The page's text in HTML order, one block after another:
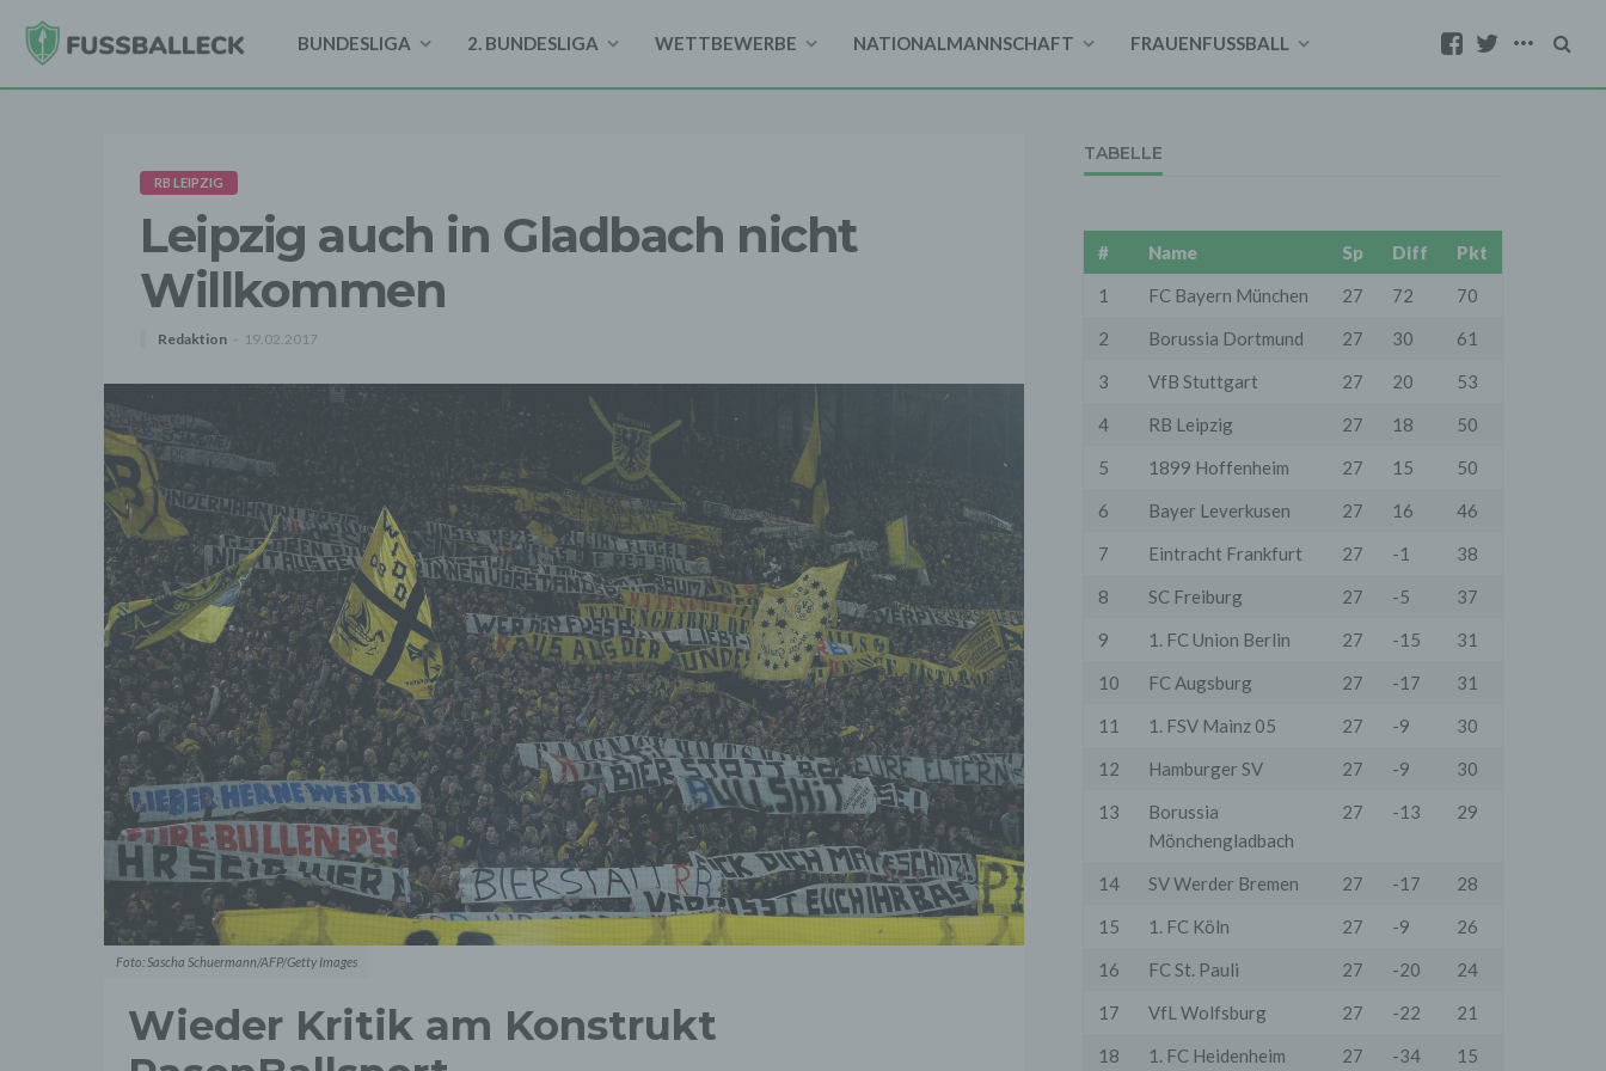
BUNDESLIGA 2. BUNDESLIGA WETTBEWERBE NATIONALMANNSCHAFT FRAUENFUSSBALL
RB LEIPZIG
Leipzig auch in Gladbach nicht
Willkommen
Redaktion 19.02.2017
Foto: Sascha Schuermann/AFP/Getty Images
Wieder Kritik am Konstrukt
TABELLE
# Name Sp Diff
Pkt
1
FC Bayern München 27 72
70
2
Borussia Dortmund 27 30
61
3
VfB Stuttgart 27 20
53
4
RB Leipzig 27 18
50
5
1899 Hoffenheim 27 15
50
6
Bayer Leverkusen 27 16
46
7
Eintracht Frankfurt 27 -1
38
8
SC Freiburg 27 -5
37
9
1. FC Union Berlin 27 -15
31
10
FC Augsburg 27 -17
31
11
1. FSV Mainz 05 27 -9
30
12
Hamburger SV 27 -9
30
13
Borussia
Mönchengladbach
27 -13 29
14 SV Werder Bremen 27 -17
28
15
1. FC Köln 27 -9
26
16
FC St. Pauli 27 -20
24
17
VfL Wolfsburg 27 -22
21
18
1. FC Heidenheim
27 -34 15